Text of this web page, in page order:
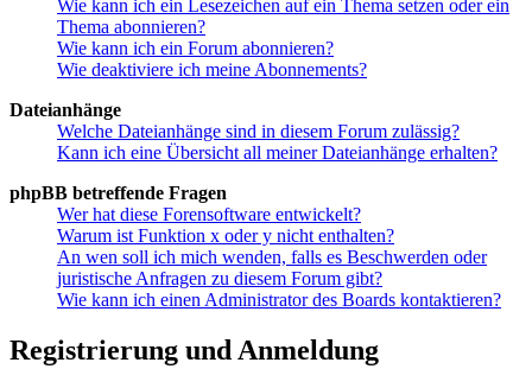
Wie kann ich ein Lesezeichen auf ein Thema setzen oder ein
Thema abonnieren?
Wie kann ich ein Forum abonnieren?
Wie deaktiviere ich meine Abonnements?
Dateianhänge
Welche Dateianhänge sind in diesem Forum zulässig?
Kann ich eine Übersicht all meiner Dateianhänge erhalten?
phpBB betreffende Fragen
Wer hat diese Forensoftware entwickelt?
Warum ist Funktion x oder y nicht enthalten?
An wen soll ich mich wenden, falls es Beschwerden oder
juristische Anfragen zu diesem Forum gibt?
Wie kann ich einen Administrator des Boards kontaktieren?
Registrierung und Anmeldung